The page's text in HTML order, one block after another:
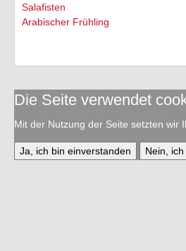
Ich ..
Salafisten
Arabischer Frühling
Die Seite verwendet
Mit der Nutzung der Seite setzten wir
Ja, ich bin einverstanden Nein,